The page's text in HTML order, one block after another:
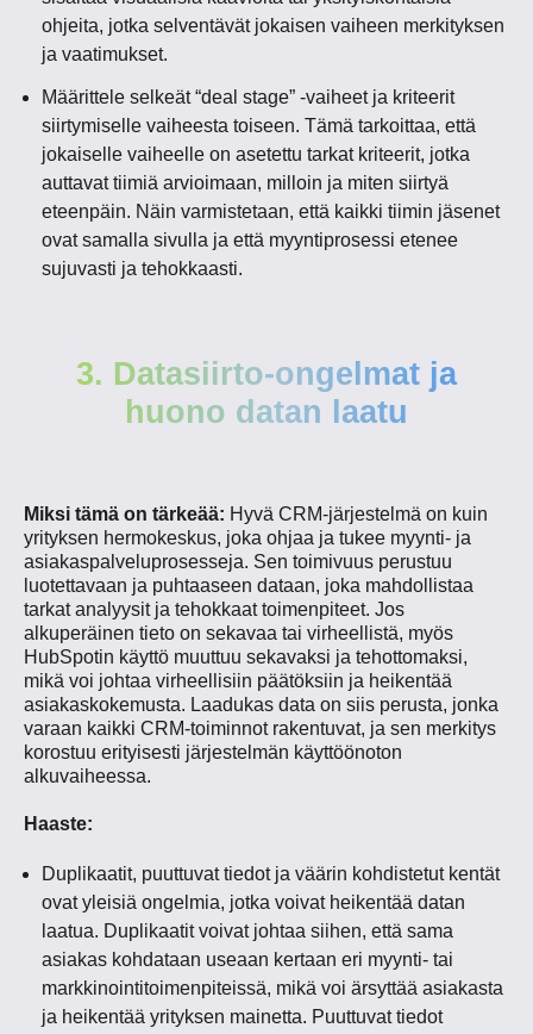
ohjeita, jotka selventävät jokaisen vaiheen merkityksen
ja vaatimukset.
Määrittele selkeät “deal stage” -vaiheet ja kriteerit
siirtymiselle vaiheesta toiseen. Tämä tarkoittaa, että
jokaiselle vaiheelle on asetettu tarkat kriteerit, jotka
auttavat tiimiä arvioimaan, milloin ja miten siirtyä
eteenpäin. Näin varmistetaan, että kaikki tiimin jäsenet
ovat samalla sivulla ja että myyntiprosessi etenee
sujuvasti ja tehokkaasti.
3. Datasiirto-ongelmat ja
huono datan laatu
Miksi tämä on tärkeää: Hyvä CRM-järjestelmä on kuin
yrityksen hermokeskus, joka ohjaa ja tukee myynti- ja
asiakaspalveluprosesseja. Sen toimivuus perustuu
luotettavaan ja puhtaaseen dataan, joka mahdollistaa
tarkat analyysit ja tehokkaat toimenpiteet. Jos
alkuperäinen tieto on sekavaa tai virheellistä, myös
HubSpotin käyttö muuttuu sekavaksi ja tehottomaksi,
mikä voi johtaa virheellisiin päätöksiin ja heikentää
asiakaskokemusta. Laadukas data on siis perusta, jonka
varaan kaikki CRM-toiminnot rakentuvat, ja sen merkitys
korostuu erityisesti järjestelmän käyttöönoton
alkuvaiheessa.
Haaste:
Duplikaatit, puuttuvat tiedot ja väärin kohdistetut kentät
ovat yleisiä ongelmia, jotka voivat heikentää datan
laatua. Duplikaatit voivat johtaa siihen, että sama
asiakas kohdataan useaan kertaan eri myynti- tai
markkinointitoimenpiteissä, mikä voi ärsyttää asiakasta
ja heikentää yrityksen mainetta. Puuttuvat tiedot